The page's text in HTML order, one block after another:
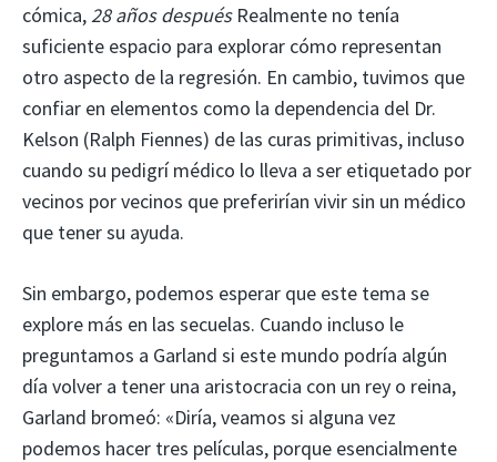
cómica,28 años despuésRealmente no tenía
suficiente espacio para explorar cómo representan
otro aspecto de la regresión. En cambio, tuvimos que
confiar en elementos como la dependencia del Dr.
Kelson (Ralph Fiennes) de las curas primitivas, incluso
cuando su pedigrí médico lo lleva a ser etiquetado por
vecinos por vecinos que preferirían vivir sin un médico
que tener su ayuda.
Sin embargo, podemos esperar que este tema se
explore más en las secuelas. Cuando incluso le
preguntamos a Garland si este mundo podría algún
día volver a tener una aristocracia con un rey o reina,
Garland bromeó: «Diría, veamos si alguna vez
podemos hacer tres películas, porque esencialmente